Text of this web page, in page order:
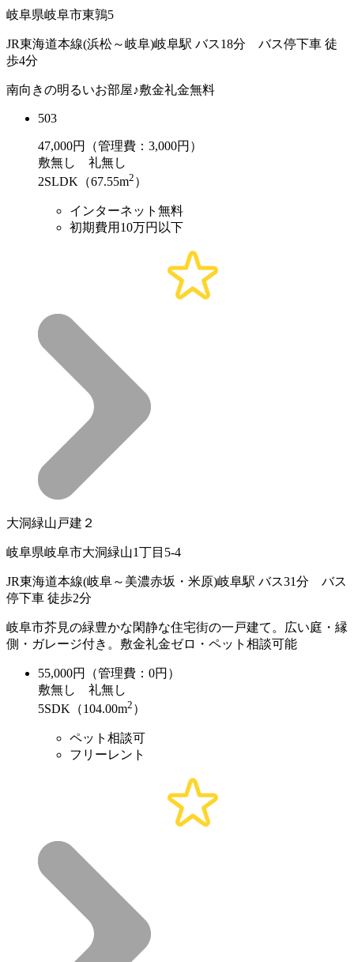
岐阜県岐阜市東鶉5
JR東海道本線(浜松～岐阜)岐阜駅 バス18分 バス停下車 徒
歩4分
南向きの明るいお部屋♪敷金礼金無料
503
47,000円（管理費：3,000円）
敷無し 礼無し
2SLDK（67.55m2 ）
インターネット無料
初期費用10万円以下
大洞緑山戸建２
岐阜県岐阜市大洞緑山1丁目5-4
JR東海道本線(岐阜～美濃赤坂・米原)岐阜駅 バス31分 バス
停下車 徒歩2分
岐阜市芥見の緑豊かな閑静な住宅街の一戸建て。広い庭・縁
側・ガレージ付き。敷金礼金ゼロ・ペット相談可能
55,000円（管理費：0円）
敷無し 礼無し
5SDK（104.00m2 ）
ペット相談可
フリーレント